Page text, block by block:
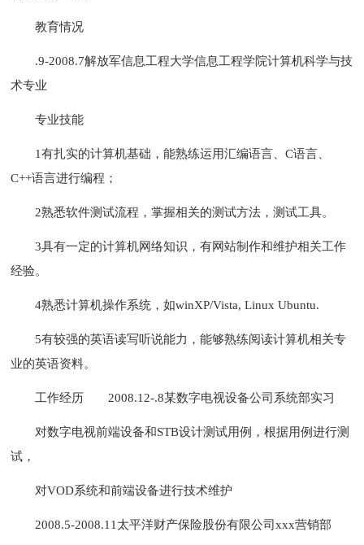
教育情况
.9-2008.7解放军信息工程大学信息工程学院计算机科学与技
术专业
专业技能
1有扎实的计算机基础，能熟练运用汇编语言、C语言、
C++语言进行编程；
2熟悉软件测试流程，掌握相关的测试方法，测试工具。
3具有一定的计算机网络知识，有网站制作和维护相关工作
经验。
4熟悉计算机操作系统，如winXP/Vista, Linux Ubuntu.
5有较强的英语读写听说能力，能够熟练阅读计算机相关专
业的英语资料。
工作经历 2008.12-.8某数字电视设备公司系统部实习
对数字电视前端设备和STB设计测试用例，根据用例进行测
试，
对VOD系统和前端设备进行技术维护
2008.5-2008.11太平洋财产保险股份有限公司xxx营销部